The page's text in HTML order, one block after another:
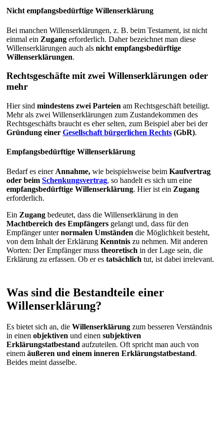
Nicht empfangsbedürftige Willenserklärung
Bei manchen Willenserklärungen, z. B. beim Testament, ist nicht
einmal ein Zugang erforderlich. Daher bezeichnet man diese
Willenserklärungen auch als nicht empfangsbedürftige
Willenserklärungen.
Rechtsgeschäfte mit zwei Willenserklärungen oder
mehr
Hier sind mindestens zwei Parteien am Rechtsgeschäft beteiligt.
Mehr als zwei Willenserklärungen zum Zustandekommen des
Rechtsgeschäfts braucht es eher selten, zum Beispiel aber bei der
Gründung einer Gesellschaft bürgerlichen Rechts (GbR).
Empfangsbedürftige Willenserklärung
Bedarf es einer Annahme, wie beispielsweise beim Kaufvertrag
oder beim Schenkungsvertrag, so handelt es sich um eine
empfangsbedürftige Willenserklärung. Hier ist ein Zugang
erforderlich.
Ein Zugang bedeutet, dass die Willenserklärung in den
Machtbereich des Empfängers gelangt und, dass für den
Empfänger unternormalen Umständen die Möglichkeit besteht,
von dem Inhalt der Erklärung Kenntnis zu nehmen. Mit anderen
Worten: Der Empfänger muss theoretisch in der Lage sein, die
Erklärung zu erfassen. Ob er es tatsächlich tut, ist dabei irrelevant.
Was sind die Bestandteile einer
Willenserklärung?
Es bietet sich an, die Willenserklärung zum besseren Verständnis
in einen objektiven und einen subjektiven
Erklärungstatbestand aufzuteilen. Oft spricht man auch von
einem äußeren und einem inneren Erklärungstatbestand.
Beides meint dasselbe.